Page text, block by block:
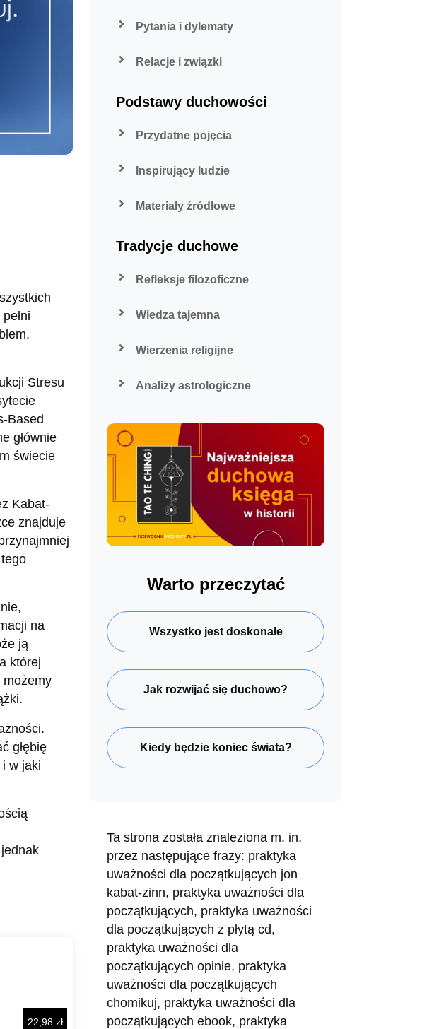
Stresu
Based
głównie
świecie
Kabat-
znajduje
na
ją
której
możemy
głębię
w jaki
Pytania i dylematy
Relacje i związki
Podstawy duchowości
Przydatne pojęcia
Inspirujący ludzie
Materiały źródłowe
Tradycje duchowe
Refleksje filozoficzne
Wiedza tajemna
Wierzenia religijne
Analizy astrologiczne
Warto przeczytać
Wszystko jest doskonałe
Jak rozwijać się duchowo?
Kiedy będzie koniec świata?
Ta strona została znaleziona m. in.
przez następujące frazy: praktyka
uważności dla początkujących jon
kabat-zinn, praktyka uważności dla
początkujących, praktyka uważności
dla początkujących z płytą cd,
praktyka uważności dla
początkujących opinie, praktyka
uważności dla początkujących
chomikuj, praktyka uważności dla
początkujących ebook, praktyka